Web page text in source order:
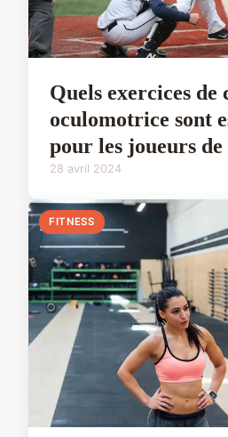
Quels exercices
oculomotrice sont
pour les joueurs de
28 avril 2024
FITNESS